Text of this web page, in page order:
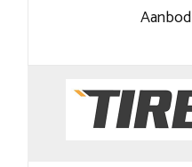
Aanbod